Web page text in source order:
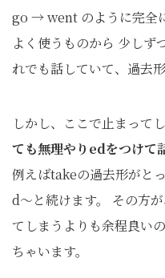
go → went のように完全
よく使うものから 少しず
れでも話していて、過去
しかし、ここで止まって
ても無理やりedをつけて
例えばtakeの過去形がと
d〜と続けます。 その方
てしまうよりも余程良い
ちゃいます。